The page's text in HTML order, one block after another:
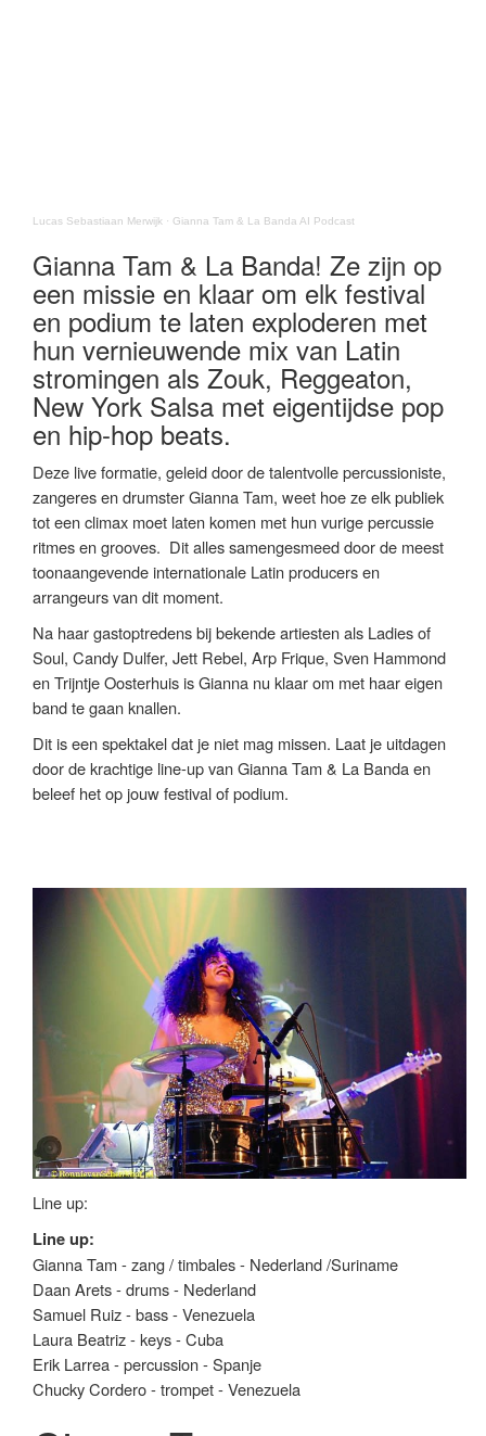
Lucas Sebastiaan Merwijk · Gianna Tam & La Banda AI Podcast
Gianna Tam & La Banda! Ze zijn op
een missie en klaar om elk festival
en podium te laten exploderen met
hun vernieuwende mix van Latin
stromingen als Zouk, Reggeaton,
New York Salsa met eigentijdse pop
en hip-hop beats.
Deze live formatie, geleid door de talentvolle percussioniste,
zangeres en drumster Gianna Tam, weet hoe ze elk publiek
tot een climax moet laten komen met hun vurige percussie
ritmes en grooves. Dit alles samengesmeed door de meest
toonaangevende internationale Latin producers en
arrangeurs van dit moment.
Na haar gastoptredens bij bekende artiesten als Ladies of
Soul, Candy Dulfer, Jett Rebel, Arp Frique, Sven Hammond
en Trijntje Oosterhuis is Gianna nu klaar om met haar eigen
band te gaan knallen.
Dit is een spektakel dat je niet mag missen. Laat je uitdagen
door de krachtige line-up van Gianna Tam & La Banda en
beleef het op jouw festival of podium.
Line up:
Line up:
Gianna Tam - zang / timbales - Nederland /Suriname
Daan Arets - drums - Nederland
Samuel Ruiz - bass - Venezuela
Laura Beatriz - keys - Cuba
Erik Larrea - percussion - Spanje
Chucky Cordero - trompet - Venezuela